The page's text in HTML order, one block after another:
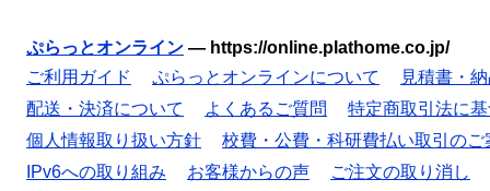
ぷらっとオンライン — https://online.plathome.co.jp/
ご利用ガイド
ぷらっとオンラインについて
見積書・
配送・決済について
よくあるご質問
特定商取引法に
個人情報取り扱い方針
校費・公費・科研費払い取引のご
IPv6への取り組み
お客様からの声 ご注文の取り消し